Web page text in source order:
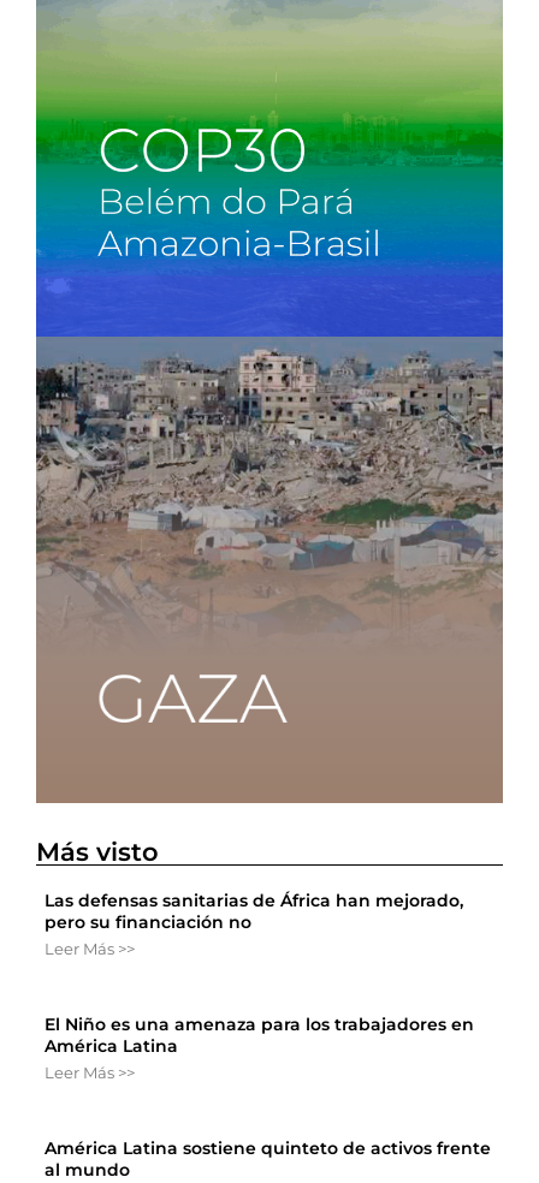
Más visto
Las defensas sanitarias de África han mejorado,
pero su financiación no
Leer Más >>
El Niño es una amenaza para los trabajadores en
América Latina
Leer Más >>
América Latina sostiene quinteto de activos frente
al mundo